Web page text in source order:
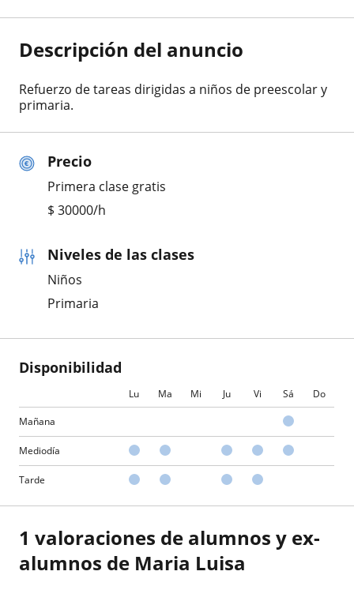
Precio
Primera clase gratis
$ 30000/h
Niveles de las clases
Niños
Primaria
Disponibilidad
Lu Ma Mi Ju Vi Sá Do
Mañana
Mediodía
Tarde
Descripción del anuncio
Refuerzo de tareas dirigidas a niños de preescolar y
primaria.
1 valoraciones de alumnos y ex-
alumnos de Maria Luisa